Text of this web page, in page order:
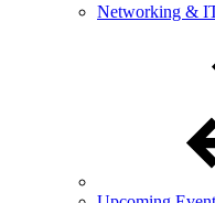
Networking &